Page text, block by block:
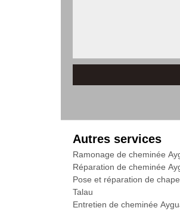
Autres services
Ramonage de cheminée
Réparation de cheminée
Pose et réparation de
Talau
Entretien de cheminée